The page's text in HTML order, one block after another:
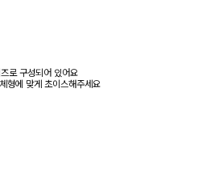
구성되어 있어요
형에 맞게 초이스해주세요